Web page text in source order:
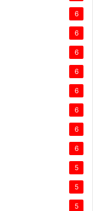
6
6
6
6
6
6
6
6
5
5
5